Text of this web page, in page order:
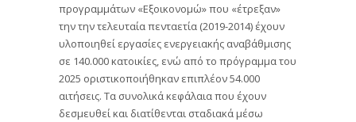
προγραμμάτων «Εξοικονομώ» που «έτρεξαν»
την την τελευταία πενταετία (2019-2014) έχουν
υλοποιηθεί εργασίες ενεργειακής αναβάθμισης
σε 140.000 κατοικίες, ενώ από το πρόγραμμα του
2025 οριστικοποιήθηκαν επιπλέον 54.000
αιτήσεις. Τα συνολικά κεφάλαια που έχουν
δεσμευθεί και διατίθενται σταδιακά μέσω